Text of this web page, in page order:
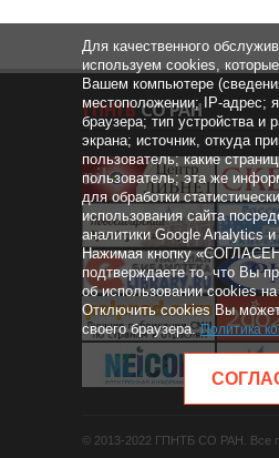
© 2013-2022 ГПНТБ СО РАН. Все
Для качественного
используем cookies,
Вашем компьютере
местоположении; IP-адрес;
браузера; тип устройства и
экрана; источник, откуда
пользователь; какие
пользователь; эта же
для обработки
использования сайта
аналитики Google Analytics
Нажимая кнопку
подтверждаете то, что Вы
об использовании cookies
Отключить cookies Вы
своего браузера.Политика